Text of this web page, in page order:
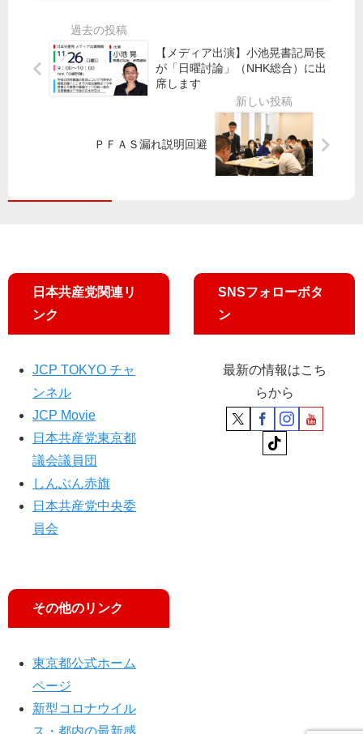
議
表
質
谷
博
を
討
／
年
調
査
計
上
【メディア出演】小池晃書記局長
が「日曜討論」（NHK総合）に出
席します
ＰＦＡＳ漏れ説明回避
日本共産党関連リ
ンク
JCP TOKYO チャ
ンネル
JCP Movie
日本共産党東京都
議会議員団
しんぶん赤旗
日本共産党中央委
員会
その他のリンク
東京都公式ホーム
ページ
新型コロナウイル
ス・都内の最新感
SNSフォローボタ
ン
最新の情報はこち
らから